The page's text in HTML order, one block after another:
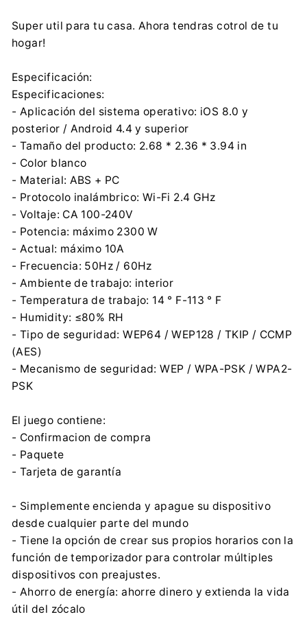
Super util para tu casa. Ahora tendras cotrol de tu
hogar!
Especificación:
Especificaciones:
- Aplicación del sistema operativo: iOS 8.0 y
posterior / Android 4.4 y superior
- Tamaño del producto: 2.68 * 2.36 * 3.94 in
- Color blanco
- Material: ABS + PC
- Protocolo inalámbrico: Wi-Fi 2.4 GHz
- Voltaje: CA 100-240V
- Potencia: máximo 2300 W
- Actual: máximo 10A
- Frecuencia: 50Hz / 60Hz
- Ambiente de trabajo: interior
- Temperatura de trabajo: 14 ° F-113 ° F
- Humidity: ≤80% RH
- Tipo de seguridad: WEP64 / WEP128 / TKIP / CCMP
(AES)
- Mecanismo de seguridad: WEP / WPA-PSK / WPA2-
PSK
El juego contiene:
- Confirmacion de compra
- Paquete
- Tarjeta de garantía
- Simplemente encienda y apague su dispositivo
desde cualquier parte del mundo
- Tiene la opción de crear sus propios horarios con la
función de temporizador para controlar múltiples
dispositivos con preajustes.
- Ahorro de energía: ahorre dinero y extienda la vida
útil del zócalo